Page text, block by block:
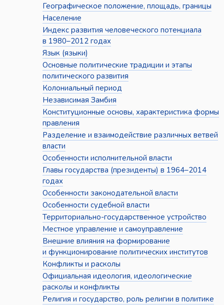
Географическое положение, площадь, границы
Население
Индекс развития человеческого потенциала
в 1980–2012 годах
Язык (языки)
Основные политические традиции и этапы
политического развития
Колониальный период
Независимая Замбия
Конституционные основы, характеристика формы
правления
Разделение и взаимодействие различных ветвей
власти
Особенности исполнительной власти
Главы государства (президенты) в 1964–2014
годах
Особенности законодательной власти
Особенности судебной власти
Территориально-государственное устройство
Местное управление и самоуправление
Внешние влияния на формирование
и функционирование политических институтов
Конфликты и расколы
Официальная идеология, идеологические
расколы и конфликты
Религия и государство, роль религии в политике